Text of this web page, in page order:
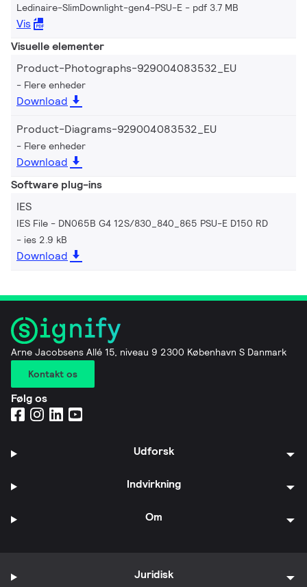
Ledinaire-SlimDownlight-gen4-PSU-E pdf 3.7 MB
Vis
Visuelle elementer
Product-Photographs-929004083532_EU
Flere enheder
Download
Product-Diagrams-929004083532_EU
Flere enheder
Download
Software plug-ins
IES
IES File - DN065B G4 12S/830_840_865 PSU-E D150 RD
ies 2.9 kB
Download
Arne Jacobsens Allé 15, niveau 9 2300 København S Danmark
Kontakt os
Følg os
Udforsk
Indvirkning
Om
Juridisk